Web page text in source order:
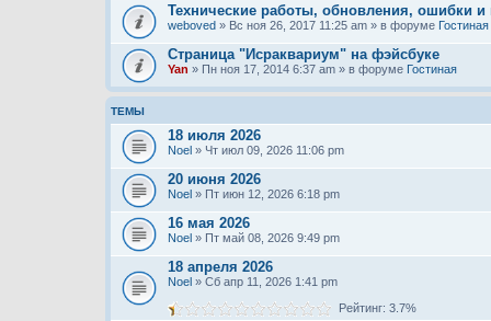
Технические работы, обновления, ошибки
weboved » Вс ноя 26, 2017 11:25 am » в форуме Гостиная
Страница "Исраквариум" на фэйсбуке
Yan » Пн ноя 17, 2014 6:37 am » в форуме Гостиная
ТЕМЫ
18 июля 2026
Noel » Чт июл 09, 2026 11:06 pm
20 июня 2026
Noel » Пт июн 12, 2026 6:18 pm
16 мая 2026
Noel » Пт май 08, 2026 9:49 pm
18 апреля 2026
Noel » Сб апр 11, 2026 1:41 pm
Рейтинг: 3.7%